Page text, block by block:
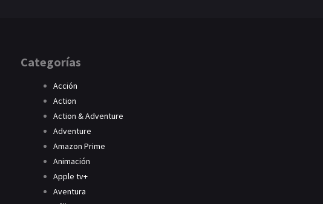
Categorías
Acción
Action
Action & Adventure
Adventure
Amazon Prime
Animación
Apple tv+
Aventura